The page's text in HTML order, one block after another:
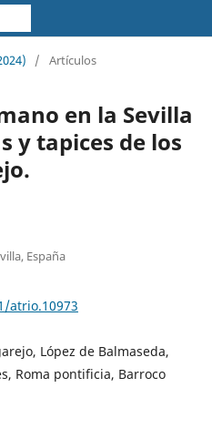
/ Artículos
en la Sevilla
y tapices de los
España
atrio.10973
López de Balmaseda,
Roma pontificia, Barroco